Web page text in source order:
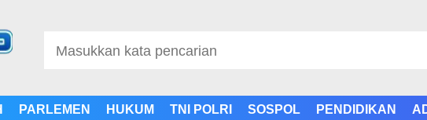
PARLEMEN HUKUM TNI POLRI SOSPOL PENDIDIKAN